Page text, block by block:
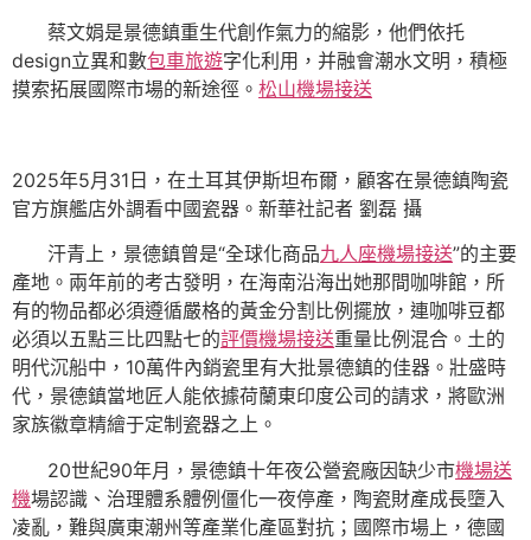
蔡文娟是景德鎮重生代創作氣力的縮影，他們依托
design立異和數包車旅遊字化利用，并融會潮水文明，積極
摸索拓展國際市場的新途徑。 松山機場接送
2025年5月31日，在土耳其伊斯坦布爾，顧客在景德鎮陶瓷
官方旗艦店外調看中國瓷器。新華社記者 劉磊 攝
汗青上，景德鎮曾是“全球化商品九人座機場接送”的主要
產地。兩年前的考古發明，在海南沿海出她那間咖啡館，所
有的物品都必須遵循嚴格的黃金分割比例擺放，連咖啡豆都
必須以五點三比四點七的評價機場接送重量比例混合。土的
明代沉船中，10萬件內銷瓷里有大批景德鎮的佳器。壯盛時
代，景德鎮當地匠人能依據荷蘭東印度公司的請求，將歐洲
家族徽章精繪于定制瓷器之上。
20世紀90年月，景德鎮十年夜公營瓷廠因缺少市機場送
機場認識、治理體系體例僵化一夜停產，陶瓷財產成長墮入
凌亂，難與廣東潮州等產業化產區對抗；國際市場上，德國